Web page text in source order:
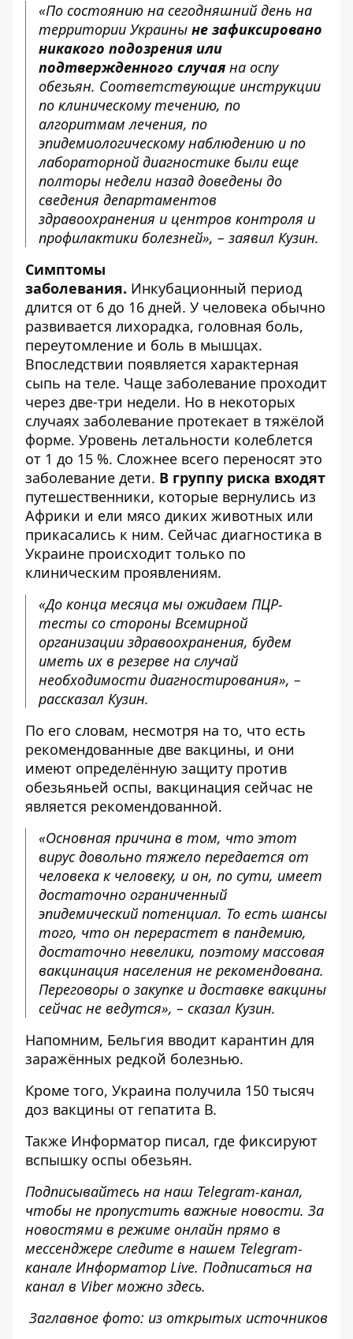
«По состоянию на сегодняшний день на
территории Украины не зафиксировано
никакого подозрения или
подтвержденного случая на оспу
обезьян. Соответствующие инструкции
по клиническому течению, по
алгоритмам лечения, по
эпидемиологическому наблюдению и по
лабораторной диагностике были еще
полторы недели назад доведены до
сведения департаментов
здравоохранения и центров контроля и
профилактики болезней», – заявил Кузин.
Симптомы
заболевания. Инкубационный период
длится от 6 до 16 дней. У человека обычно
развивается лихорадка, головная боль,
переутомление и боль в мышцах.
Впоследствии появляется характерная
сыпь на теле. Чаще заболевание проходит
через две-три недели. Но в некоторых
случаях заболевание протекает в тяжёлой
форме. Уровень летальности колеблется
от 1 до 15 %. Сложнее всего переносят это
заболевание дети. В группу риска входят
путешественники, которые вернулись из
Африки и ели мясо диких животных или
прикасались к ним. Сейчас диагностика в
Украине происходит только по
клиническим проявлениям.
«До конца месяца мы ожидаем ПЦР-
тесты со стороны Всемирной
организации здравоохранения, будем
иметь их в резерве на случай
необходимости диагностирования», –
рассказал Кузин.
По его словам, несмотря на то, что есть
рекомендованные две вакцины, и они
имеют определённую защиту против
обезьяньей оспы, вакцинация сейчас не
является рекомендованной.
«Основная причина в том, что этот
вирус довольно тяжело передается от
человека к человеку, и он, по сути, имеет
достаточно ограниченный
эпидемический потенциал. То есть шансы
того, что он перерастет в пандемию,
достаточно невелики, поэтому массовая
вакцинация населения не рекомендована.
Переговоры о закупке и доставке вакцины
сейчас не ведутся», – сказал Кузин.
Напомним, Бельгия вводит карантин для
заражённых редкой болезнью.
Кроме того, Украина получила 150 тысяч
доз вакцины от гепатита В.
Также Информатор писал, где фиксируют
вспышку оспы обезьян.
Подписывайтесь на наш Telegram-канал,
чтобы не пропустить важные новости. За
новостями в режиме онлайн прямо в
мессенджере следите в нашем Telegram-
канале Информатор Live. Подписаться на
канал в Viber можно здесь.
Заглавное фото: из открытых источников